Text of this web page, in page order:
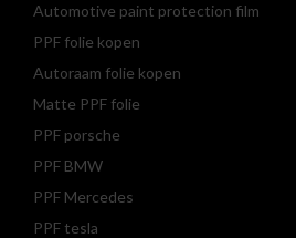
Automotive paint protection film
PPF folie kopen
Autoraam folie kopen
Matte PPF folie
PPF porsche
PPF BMW
PPF Mercedes
PPF tesla